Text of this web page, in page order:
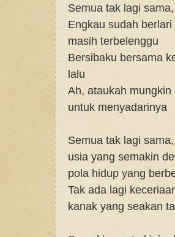
Semua tak lagi
Engkau sudah
masih terbelenggu
Bersibaku bersama
lalu
Ah, ataukah
untuk menyadarinya
Semua tak lagi
usia yang semakin
pola hidup yang
Tak ada lagi
kanak yang seakan